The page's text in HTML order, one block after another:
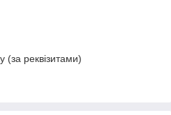
(за реквізитами)